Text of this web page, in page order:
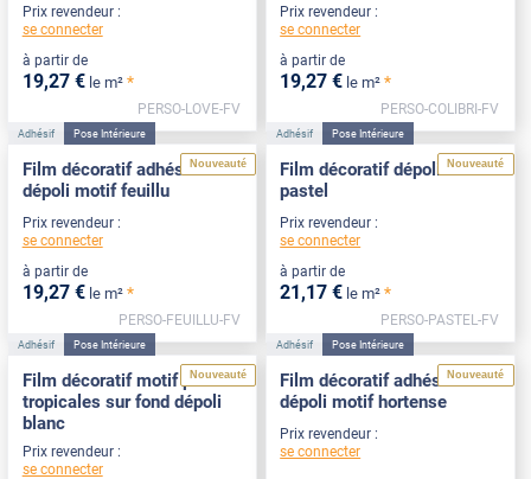
Prix revendeur :
se connecter
à partir de
19,27 € le m² *
PERSO-LOVE-FV
Prix revendeur :
se connecter
à partir de
19,27 € le m² *
PERSO-COLIBRI-FV
Nouveauté
Adhésif Pose Intérieure
Film décoratif adhésif
dépoli motif feuillu
Prix revendeur :
se connecter
à partir de
19,27 € le m² *
PERSO-FEUILLU-FV
Nouveauté
Adhésif Pose Intérieure
Film décoratif dépoli motif
pastel
Prix revendeur :
se connecter
à partir de
21,17 € le m² *
PERSO-PASTEL-FV
Nouveauté
Adhésif Pose Intérieure
Film décoratif motif plantes
tropicales sur fond dépoli
blanc
Prix revendeur :
se connecter
Nouveauté
Adhésif Pose Intérieure
Film décoratif adhésif
dépoli motif hortense
Prix revendeur :
se connecter